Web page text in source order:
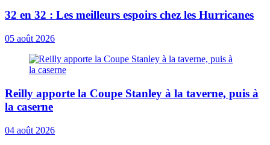
32 en 32 : Les meilleurs espoirs chez les Hurricanes
05 août 2026
Reilly apporte la Coupe Stanley à la taverne, puis à
la caserne
04 août 2026